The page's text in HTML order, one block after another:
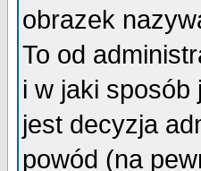
obrazek
To od
i w jaki
jest decyzja
powód (na